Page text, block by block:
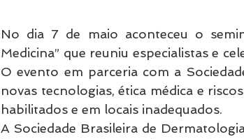
No dia 7 de maio aconteceu o
Medicina” que reuniu especialistas e
O evento em parceria com a
novas tecnologias, ética médica e
habilitados e em locais inadequados.
A Sociedade Brasileira de